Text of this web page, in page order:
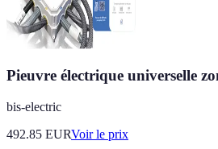
Pieuvre électrique universelle
bis-electric
492.85 EURVoir le prix